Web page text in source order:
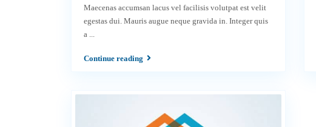
Maecenas accumsan lacus vel facilisis volutpat est velit
egestas dui. Mauris augue neque gravida in. Integer quis
a ...
Continue reading